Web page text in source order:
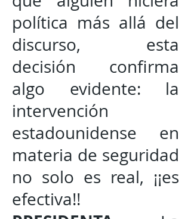
política más allá del
discurso, esta
decisión confirma
algo evidente: la
intervención
estadounidense en
materia de seguridad
no solo es real, ¡¡es
efectiva!!